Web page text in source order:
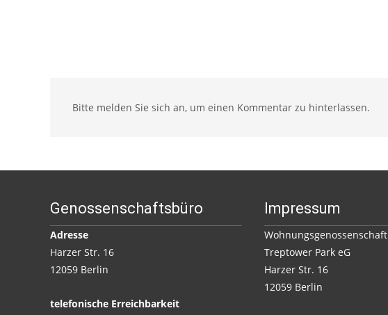
Bitte melden Sie sich an, um einen Kommentar zu hinterlassen.
Genossenschaftsbüro
Adresse
Harzer Str. 16
12059 Berlin
telefonische Erreichbarkeit
Impressum
Wohnungsgenossenschaft
Treptower Park eG
Harzer Str. 16
12059 Berlin